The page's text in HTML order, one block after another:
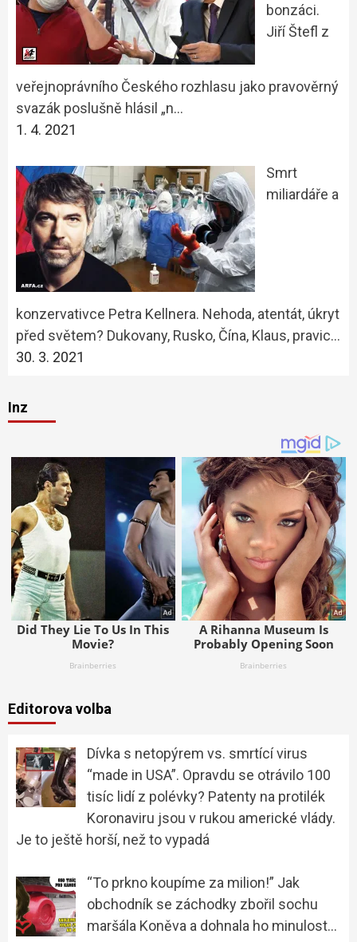
bonzáci.
Jiří Štefl z
veřejnoprávního Českého rozhlasu jako pravověrný
svazák poslušně hlásil „n…
1. 4. 2021
Smrt
miliardáře a
konzervativce Petra Kellnera. Nehoda, atentát, úkryt
před světem? Dukovany, Rusko, Čína, Klaus, pravic…
30. 3. 2021
Inz
Editorova volba
Dívka s netopýrem vs. smrtící virus
“made in USA”. Opravdu se otrávilo 100
tisíc lidí z polévky? Patenty na protilék
Koronaviru jsou v rukou americké vlády.
Je to ještě horší, než to vypadá
“To prkno koupíme za milion!” Jak
obchodník se záchodky zbořil sochu
maršála Koněva a dohnala ho minulost…